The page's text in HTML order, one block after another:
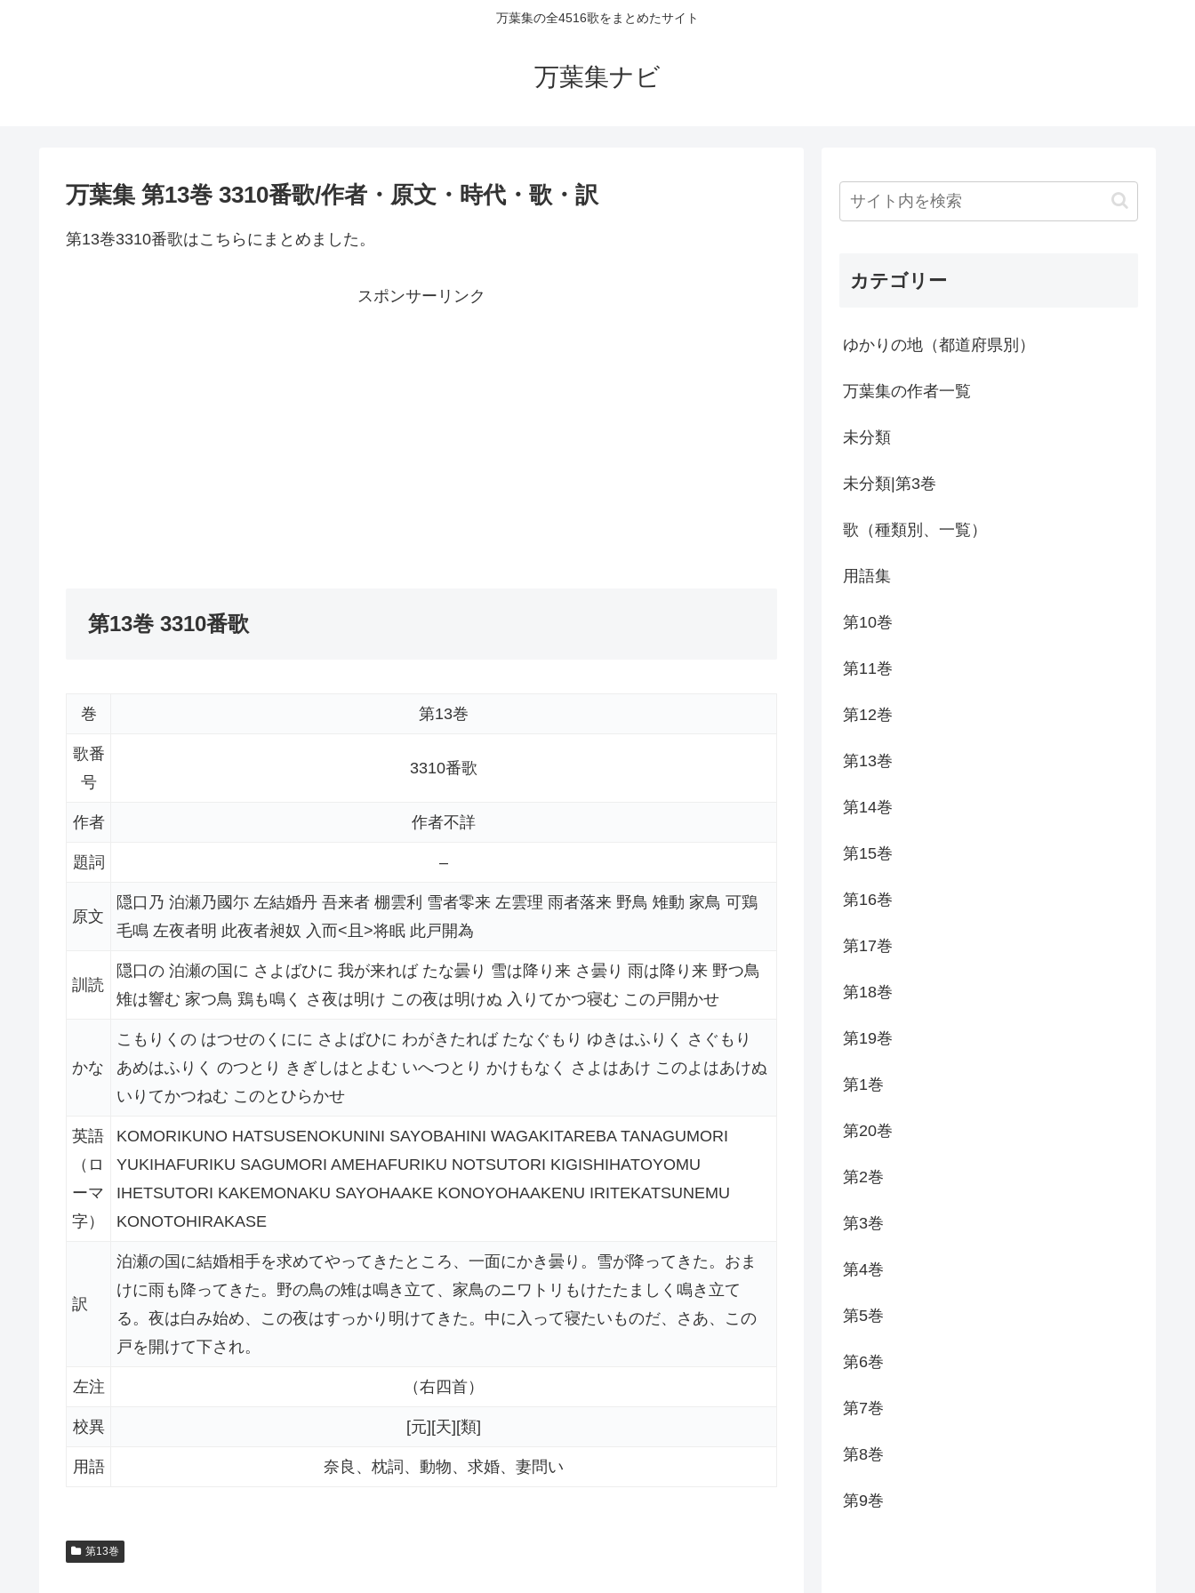
万葉集の全4516歌をまとめたサイト
万葉集ナビ
万葉集 第13巻 3310番歌/作者・原文・時代・歌・訳
第13巻3310番歌はこちらにまとめました。
スポンサーリンク
第13巻 3310番歌
巻 第13巻
歌番
号
3310番歌
作者 作者不詳
題詞 –
原文
隠口乃 泊瀬乃國尓 左結婚丹 吾来者 棚雲利 雪者零来 左雲理 雨者落来 野鳥 雉動 家鳥 可鶏
毛鳴 左夜者明 此夜者昶奴 入而<且>将眠 此戸開為
訓読
隠口の 泊瀬の国に さよばひに 我が来れば たな曇り 雪は降り来 さ曇り 雨は降り来 野つ鳥
雉は響む 家つ鳥 鶏も鳴く さ夜は明け この夜は明けぬ 入りてかつ寝む この戸開かせ
かな
こもりくの はつせのくにに さよばひに わがきたれば たなぐもり ゆきはふりく さぐもり
あめはふりく のつとり きぎしはとよむ いへつとり かけもなく さよはあけ このよはあけぬ
いりてかつねむ このとひらかせ
英語
（ロ
ーマ
字）
KOMORIKUNO HATSUSENOKUNINI SAYOBAHINI WAGAKITAREBA TANAGUMORI
YUKIHAFURIKU SAGUMORI AMEHAFURIKU NOTSUTORI KIGISHIHATOYOMU
IHETSUTORI KAKEMONAKU SAYOHAAKE KONOYOHAAKENU IRITEKATSUNEMU
KONOTOHIRAKASE
訳
泊瀬の国に結婚相手を求めてやってきたところ、一面にかき曇り。雪が降ってきた。おま
けに雨も降ってきた。野の鳥の雉は鳴き立て、家鳥のニワトリもけたたましく鳴き立て
る。夜は白み始め、この夜はすっかり明けてきた。中に入って寝たいものだ、さあ、この
戸を開けて下され。
左注 （右四首）
校異 [元][天][類]
用語 奈良、枕詞、動物、求婚、妻問い
第13巻
カテゴリー
ゆかりの地（都道府県別）
万葉集の作者一覧
未分類
未分類|第3巻
歌（種類別、一覧）
用語集
第10巻
第11巻
第12巻
第13巻
第14巻
第15巻
第16巻
第17巻
第18巻
第19巻
第1巻
第20巻
第2巻
第3巻
第4巻
第5巻
第6巻
第7巻
第8巻
第9巻